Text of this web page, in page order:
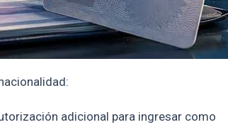
adicional para ingresar como